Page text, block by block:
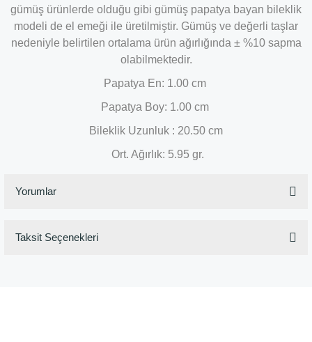
gümüş ürünlerde olduğu gibi gümüş papatya bayan bileklik
modeli de el emeği ile üretilmiştir. Gümüş ve değerli taşlar
nedeniyle belirtilen ortalama ürün ağırlığında ± %10 sapma
olabilmektedir.
Papatya En: 1.00 cm
Papatya Boy: 1.00 cm
Bileklik Uzunluk : 20.50 cm
Ort. Ağırlık: 5.95 gr.
Yorumlar
Taksit Seçenekleri